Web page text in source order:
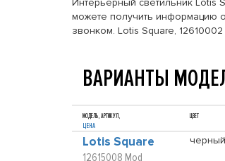
Интерьерный светильник Lotis
можете получить информацию
звонком. Lotis Square,
ВАРИАНТЫ
МОДЕЛЬ, АРТИКУЛ,
ЦЕНА
ЦВЕТ
Lotis Square
12615008 Mod
черный